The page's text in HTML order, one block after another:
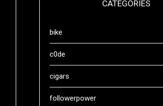
CATEGORIES
bike
c0de
cigars
followerpower